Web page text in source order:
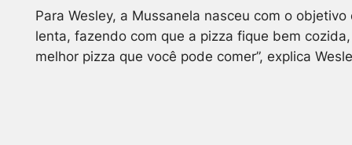
Para Wesley, a Mussanela nasceu com o
lenta, fazendo com que a pizza fique bem
melhor pizza que você pode comer”, explica